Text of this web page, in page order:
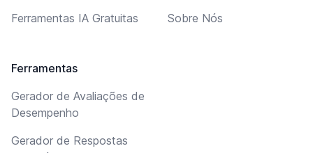
Ferramentas IA Gratuitas
Ferramentas
Gerador de Avaliações de
Desempenho
Gerador de Respostas
Sobre Nós